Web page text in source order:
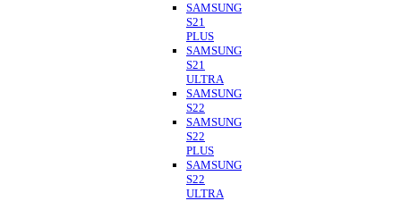
SAMSUNG
S21
PLUS
SAMSUNG
S21
ULTRA
SAMSUNG
S22
SAMSUNG
S22
PLUS
SAMSUNG
S22
ULTRA